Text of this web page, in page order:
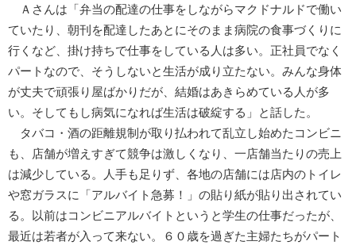
Ａさんは「弁当の配達の仕事をしながらマクドナルドで働い
ていたり、朝刊を配達したあとにそのまま病院の食事づくりに
行くなど、掛け持ちで仕事をしている人は多い。正社員でなく
パートなので、そうしないと生活が成り立たない。みんな身体
が丈夫で頑張り屋ばかりだが、結婚はあきらめている人が多
い。そしてもし病気になれば生活は破綻する」と話した。
タバコ・酒の距離規制が取り払われて乱立し始めたコンビニ
も、店舗が増えすぎて競争は激しくなり、一店舗当たりの売上
は減少している。人手も足りず、各地の店舗には店内のトイレ
や窓ガラスに「アルバイト急募！」の貼り紙が貼り出されてい
る。以前はコンビニアルバイトというと学生の仕事だったが、
最近は若者が入って来ない。６０歳を過ぎた主婦たちがパート